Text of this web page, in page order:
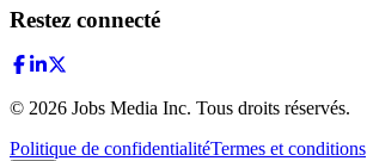
Restez connecté
© 2026 Jobs Media Inc. Tous droits réservés.
Politique de confidentialitéTermes et conditions